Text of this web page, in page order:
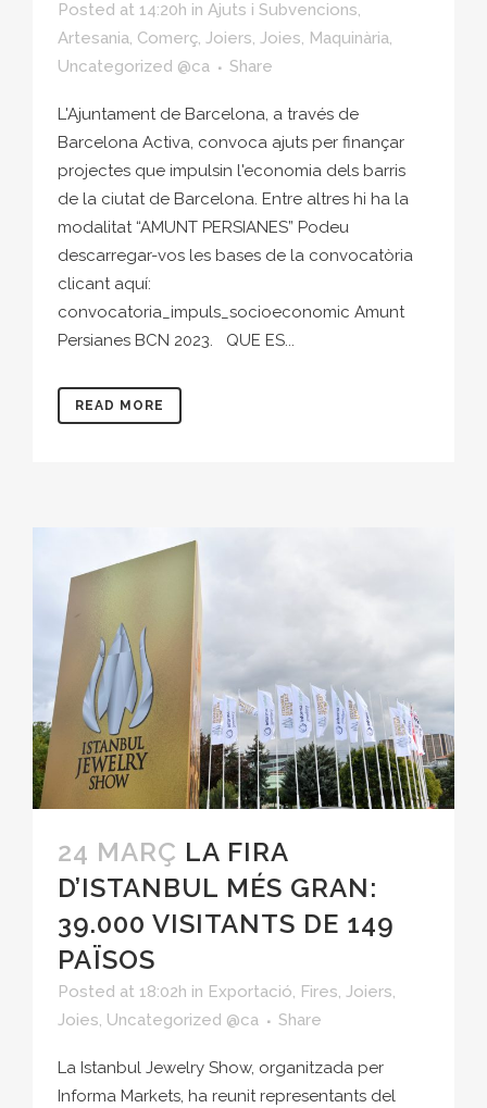
Posted at 14:20h in Ajuts i Subvencions,
Artesania, Comerç, Joiers, Joies, Maquinària,
Uncategorized @ca
Share
L'Ajuntament de Barcelona, a través de
Barcelona Activa, convoca ajuts per finançar
projectes que impulsin l'economia dels barris
de la ciutat de Barcelona. Entre altres hi ha la
modalitat “AMUNT PERSIANES” Podeu
descarregar-vos les bases de la convocatòria
clicant aquí:
convocatoria_impuls_socioeconomic Amunt
Persianes BCN 2023. QUE ES...
READ MORE
24 MARÇ LA FIRA
D’ISTANBUL MÉS GRAN:
39.000 VISITANTS DE 149
PAÏSOS
Posted at 18:02h in Exportació, Fires, Joiers,
Joies, Uncategorized @ca Share
La Istanbul Jewelry Show, organitzada per
Informa Markets, ha reunit representants del